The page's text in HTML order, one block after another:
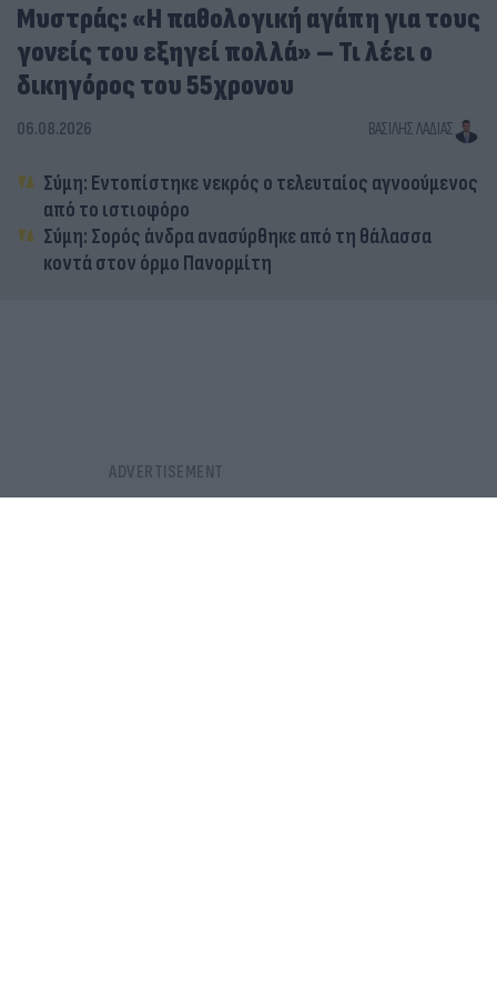
Μυστράς: «Η παθολογική αγάπη για τους
γονείς του εξηγεί πολλά» – Τι λέει ο
δικηγόρος του 55χρονου
06.08.2026 ΒΑΣΊΛΗΣ ΛΑΔΙΆΣ
Σύμη: Εντοπίστηκε νεκρός ο τελευταίος αγνοούμενος
από το ιστιοφόρο
Σύμη: Σορός άνδρα ανασύρθηκε από τη θάλασσα
κοντά στον όρμο Πανορμίτη